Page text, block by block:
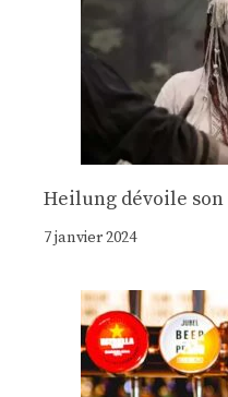
Heilung dévoile
7 janvier 2024